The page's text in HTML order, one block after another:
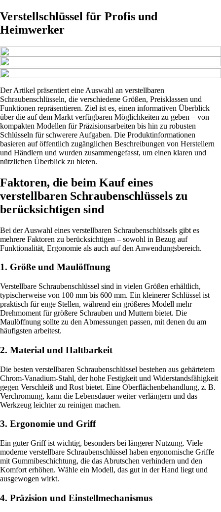
Verstellschlüssel für Profis und
Heimwerker
Der Artikel präsentiert eine Auswahl an verstellbaren
Schraubenschlüsseln, die verschiedene Größen, Preisklassen und
Funktionen repräsentieren. Ziel ist es, einen informativen Überblick
über die auf dem Markt verfügbaren Möglichkeiten zu geben – von
kompakten Modellen für Präzisionsarbeiten bis hin zu robusten
Schlüsseln für schwerere Aufgaben. Die Produktinformationen
basieren auf öffentlich zugänglichen Beschreibungen von Herstellern
und Händlern und wurden zusammengefasst, um einen klaren und
nützlichen Überblick zu bieten.
Faktoren, die beim Kauf eines
verstellbaren Schraubenschlüssels zu
berücksichtigen sind
Bei der Auswahl eines verstellbaren Schraubenschlüssels gibt es
mehrere Faktoren zu berücksichtigen – sowohl in Bezug auf
Funktionalität, Ergonomie als auch auf den Anwendungsbereich.
1. Größe und Maulöffnung
Verstellbare Schraubenschlüssel sind in vielen Größen erhältlich,
typischerweise von 100 mm bis 600 mm. Ein kleinerer Schlüssel ist
praktisch für enge Stellen, während ein größeres Modell mehr
Drehmoment für größere Schrauben und Muttern bietet. Die
Maulöffnung sollte zu den Abmessungen passen, mit denen du am
häufigsten arbeitest.
2. Material und Haltbarkeit
Die besten verstellbaren Schraubenschlüssel bestehen aus gehärtetem
Chrom-Vanadium-Stahl, der hohe Festigkeit und Widerstandsfähigkeit
gegen Verschleiß und Rost bietet. Eine Oberflächenbehandlung, z. B.
Verchromung, kann die Lebensdauer weiter verlängern und das
Werkzeug leichter zu reinigen machen.
3. Ergonomie und Griff
Ein guter Griff ist wichtig, besonders bei längerer Nutzung. Viele
moderne verstellbare Schraubenschlüssel haben ergonomische Griffe
mit Gummibeschichtung, die das Abrutschen verhindern und den
Komfort erhöhen. Wähle ein Modell, das gut in der Hand liegt und
ausgewogen wirkt.
4. Präzision und Einstellmechanismus